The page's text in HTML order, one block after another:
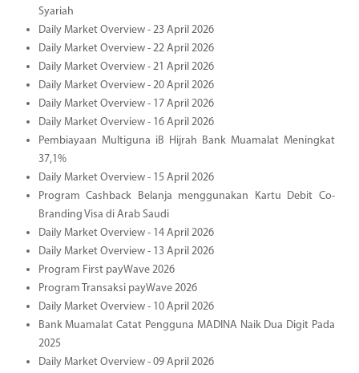
Syariah
Daily Market Overview - 23 April 2026
Daily Market Overview - 22 April 2026
Daily Market Overview - 21 April 2026
Daily Market Overview - 20 April 2026
Daily Market Overview - 17 April 2026
Daily Market Overview - 16 April 2026
Pembiayaan Multiguna iB Hijrah Bank Muamalat Meningkat
37,1%
Daily Market Overview - 15 April 2026
Program Cashback Belanja menggunakan Kartu Debit Co-
Branding Visa di Arab Saudi
Daily Market Overview - 14 April 2026
Daily Market Overview - 13 April 2026
Program First payWave 2026
Program Transaksi payWave 2026
Daily Market Overview - 10 April 2026
Bank Muamalat Catat Pengguna MADINA Naik Dua Digit Pada
2025
Daily Market Overview - 09 April 2026